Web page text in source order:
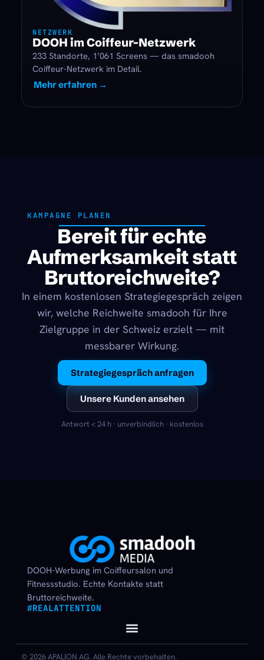
NETZWERK
DOOH im Coiffeur-Netzwerk
233 Standorte, 1’061 Screens — das smadooh
Coiffeur-Netzwerk im Detail.
Mehr erfahren →
KAMPAGNE PLANEN
Bereit für echte
Aufmerksamkeit statt
Bruttoreichweite?
In einem kostenlosen Strategiegespräch zeigen
wir, welche Reichweite smadooh für Ihre
Zielgruppe in der Schweiz erzielt — mit
messbarer Wirkung.
Strategiegespräch anfragen
Unsere Kunden ansehen
Antwort < 24 h · unverbindlich · kostenlos
DOOH-Werbung im Coiffeursalon und
Fitnessstudio. Echte Kontakte statt
Bruttoreichweite.
#REALATTENTION
© 2026 APALION AG. Alle Rechte vorbehalten.